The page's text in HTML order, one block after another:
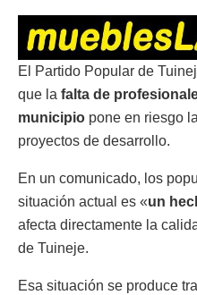
El Partido Popular de
que la falta de
municipio pone en riesgo
proyectos de desarrollo.
En un comunicado, los
situación actual es «un
afecta directamente la
de Tuineje.
Esa situación se produce